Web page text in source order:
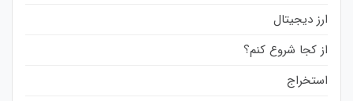
ارز دیجیتال
از کجا شروع کنم؟
استخراج